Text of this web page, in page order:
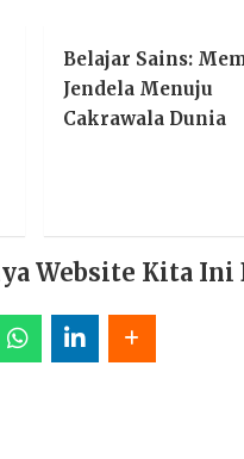
Belajar Sains:
Jendela Menuju
Cakrawala Dunia
Website Kita Ini